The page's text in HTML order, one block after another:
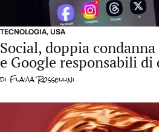
TECNOLOGIA,USA
Social, doppia
e Google responsabili
di Flavia Rossellini